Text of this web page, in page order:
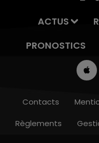
ACTUS
PRONOSTICS
Contacts
Règlements